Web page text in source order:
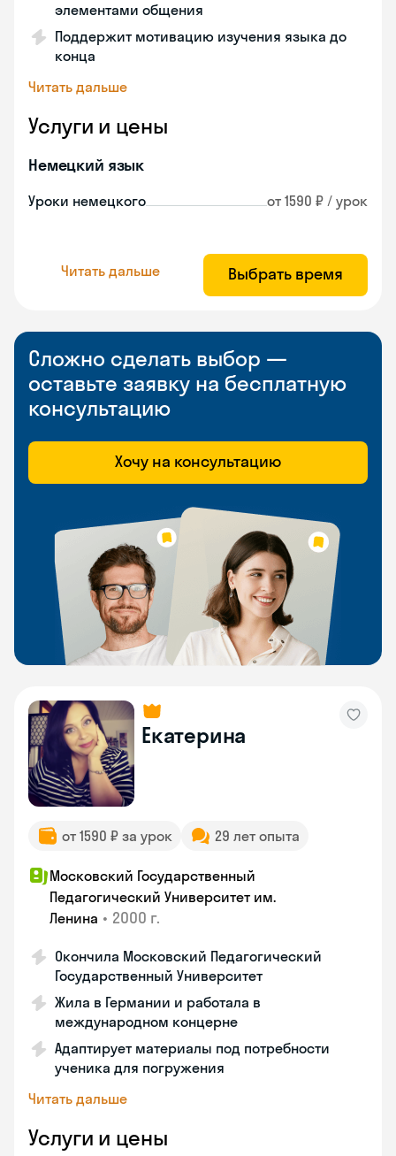
элементами общения
Поддержит мотивацию изучения языка до
конца
Читать дальше
Услуги и цены
Немецкий язык
Уроки немецкого от 1590 ₽ / урок
Читать дальше Выбрать время
Сложно сделать выбор —
оставьте заявку на бесплатную
консультацию
Хочу на консультацию
Екатерина
от 1590 ₽ за урок 29 лет опыта
Московский Государственный
Педагогический Университет им.
Ленина • 2000 г.
Окончила Московский Педагогический
Государственный Университет
Жила в Германии и работала в
международном концерне
Адаптирует материалы под потребности
ученика для погружения
Читать дальше
Услуги и цены